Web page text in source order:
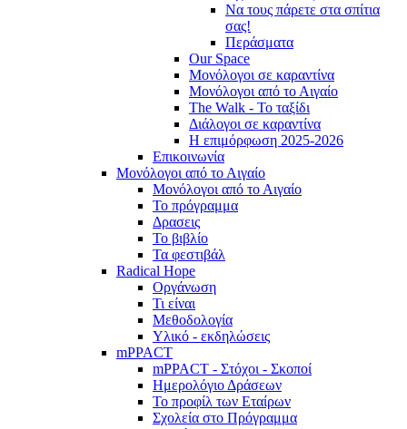
Να τους πάρετε στα σπίτια
σας!
Περάσματα
Our Space
Μονόλογοι σε καραντίνα
Μονόλογοι από το Αιγαίο
The Walk - Το ταξίδι
Διάλογοι σε καραντίνα
Η επιμόρφωση 2025-2026
Επικοινωνία
Μονόλογοι από το Αιγαίο
Μονόλογοι από το Αιγαίο
Το πρόγραμμα
Δρασεις
Το βιβλίο
Τα φεστιβάλ
Radical Hope
Οργάνωση
Τι είναι
Μεθοδολογία
Υλικό - εκδηλώσεις
mPPACT
mPPACT - Στόχοι - Σκοποί
Ημερολόγιο Δράσεων
Το προφίλ των Εταίρων
Σχολεία στο Πρόγραμμα